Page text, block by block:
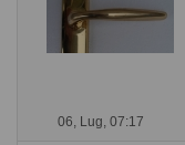
06, Lug, 07:17